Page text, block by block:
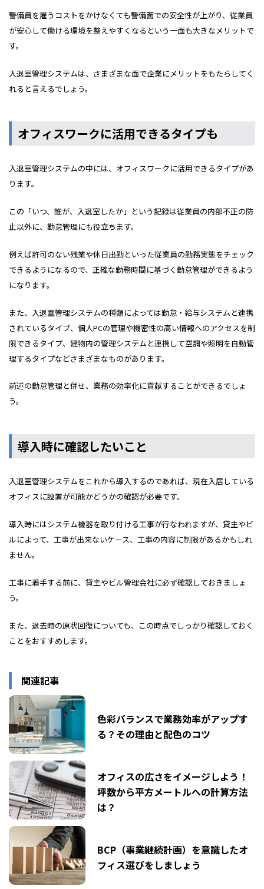
警備員を雇うコストをかけなくても警備面での安全性が上がり、従業員
が安心して働ける環境を整えやすくなるという一面も大きなメリットで
す。
入退室管理システムは、さまざまな面で企業にメリットをもたらしてく
れると言えるでしょう。
オフィスワークに活用できるタイプも
入退室管理システムの中には、オフィスワークに活用できるタイプがあ
ります。
この「いつ、誰が、入退室したか」という記録は従業員の内部不正の防
止以外に、勤怠管理にも役立ちます。
例えば許可のない残業や休日出勤といった従業員の勤務実態をチェック
できるようになるので、正確な勤務時間に基づく勤怠管理ができるよう
になります。
また、入退室管理システムの種類によっては勤怠・給与システムと連携
されているタイプ、個人PCの管理や機密性の高い情報へのアクセスを制
限できるタイプ、建物内の管理システムと連携して空調や照明を自動管
理するタイプなどさまざまなものがあります。
前述の勤怠管理と併せ、業務の効率化に貢献することができるでしょ
う。
導入時に確認したいこと
入退室管理システムをこれから導入するのであれば、現在入居している
オフィスに設置が可能かどうかの確認が必要です。
導入時にはシステム機器を取り付ける工事が行なわれますが、貸主やビ
ルによって、工事が出来ないケース、工事の内容に制限があるかもしれ
ません。
工事に着手する前に、貸主やビル管理会社に必ず確認しておきましょ
う。
また、退去時の原状回復についても、この時点でしっかり確認しておく
ことをおすすめします。
関連記事
色彩バランスで業務効率がアップす
る？その理由と配色のコツ
オフィスの広さをイメージしよう！
坪数から平方メートルへの計算方法
は？
BCP（事業継続計画）を意識したオ
フィス選びをしましょう